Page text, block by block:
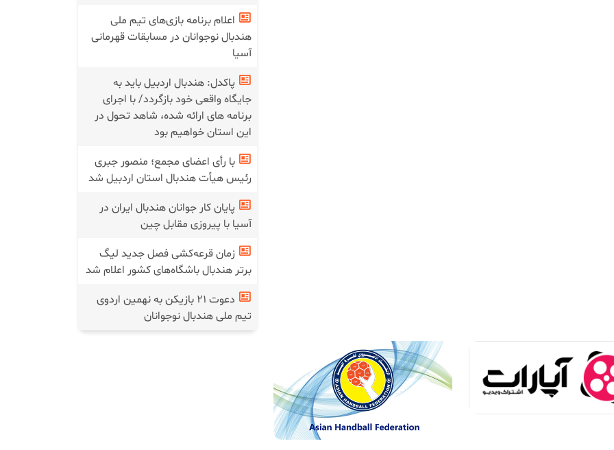
اعلام برنامه بازی‌های تیم ملی
هندبال نوجوانان در مسابقات قهرمانی
آسیا
پاکدل: هندبال اردبیل باید به
جایگاه واقعی خود بازگردد/ با اجرای
برنامه های ارائه شده، شاهد تحول در
این استان خواهیم بود
با رأی اعضای مجمع؛ منصور جبری
رئیس هیأت هندبال استان اردبیل شد
پایان کار جوانان هندبال ایران در
آسیا با پیروزی مقابل چین
زمان قرعه‌کشی فصل جدید لیگ
برتر هندبال باشگاه‌های کشور اعلام شد
دعوت ۲۱ بازیکن به نهمین اردوی
تیم ملی هندبال نوجوانان